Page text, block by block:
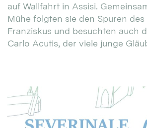
auf Wallfahrt in Assisi.
Mühe folgten sie den Spuren des
Franziskus und besuchten auch
Carlo Acutis, der viele junge